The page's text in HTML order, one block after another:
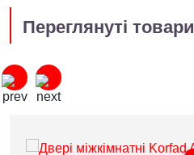
Переглянуті товари